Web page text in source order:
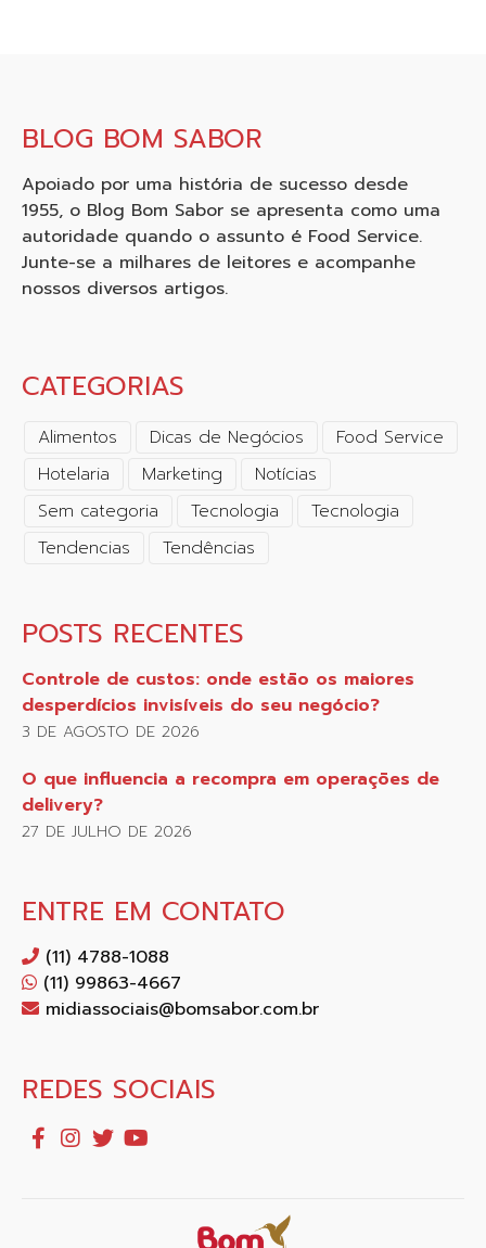
BLOG BOM SABOR
Apoiado por uma história de sucesso desde
1955, o Blog Bom Sabor se apresenta como uma
autoridade quando o assunto é Food Service.
Junte-se a milhares de leitores e acompanhe
nossos diversos artigos.
CATEGORIAS
Alimentos Dicas de Negócios
Food Service
Hotelaria
Marketing
Notícias
Sem categoria
Tecnologia
Tecnologia
Tendencias
Tendências
POSTS RECENTES
Controle de custos: onde estão os maiores
desperdícios invisíveis do seu negócio?
3 DE AGOSTO DE 2026
O que influencia a recompra em operações de
delivery?
27 DE JULHO DE 2026
ENTRE EM CONTATO
(11) 4788-1088
(11) 99863-4667
midiassociais@bomsabor.com.br
REDES SOCIAIS